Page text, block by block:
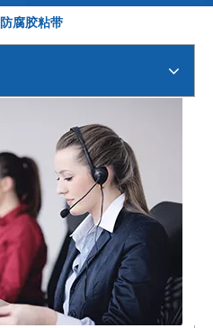
防腐胶粘带